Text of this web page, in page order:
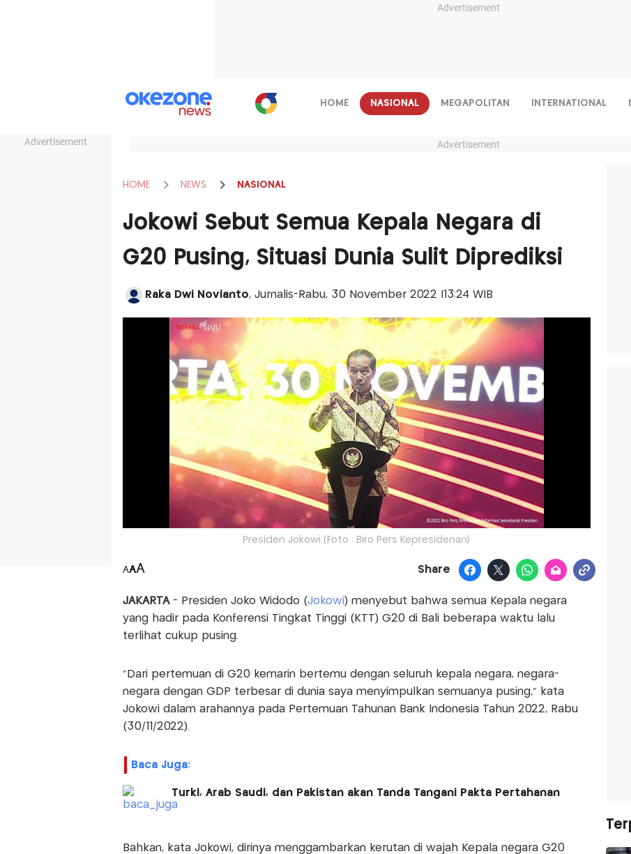
Advertisement
Advertisement
HOME NASIONAL MEGAPOLITAN INTERNATIONAL
Advertisement
HOME NEWS NASIONAL
Jokowi Sebut Semua Kepala Negara di
G20 Pusing, Situasi Dunia Sulit Diprediksi
Raka Dwi Novianto, Jurnalis-Rabu, 30 November 2022 |13:24 WIB
Presiden Jokowi (Foto : Biro Pers Kepresidenan)
AAA Share
JAKARTA - Presiden Joko Widodo (Jokowi) menyebut bahwa semua Kepala negara
yang hadir pada Konferensi Tingkat Tinggi (KTT) G20 di Bali beberapa waktu lalu
terlihat cukup pusing.
"Dari pertemuan di G20 kemarin bertemu dengan seluruh kepala negara, negara-
negara dengan GDP terbesar di dunia saya menyimpulkan semuanya pusing," kata
Jokowi dalam arahannya pada Pertemuan Tahunan Bank Indonesia Tahun 2022, Rabu
(30/11/2022).
Baca Juga:
Turki, Arab Saudi, dan Pakistan akan Tanda Tangani Pakta Pertahanan
Bahkan, kata Jokowi, dirinya menggambarkan kerutan di wajah Kepala negara G20